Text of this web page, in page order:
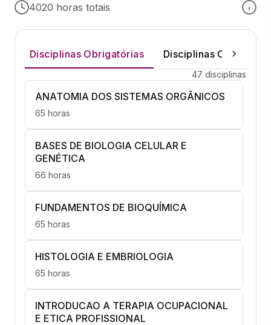
4020 horas totais
Disciplinas Obrigatórias Disciplinas Optativas
47 disciplinas
ANATOMIA DOS SISTEMAS ORGÂNICOS
65 horas
BASES DE BIOLOGIA CELULAR E
GENÉTICA
66 horas
FUNDAMENTOS DE BIOQUÍMICA
65 horas
HISTOLOGIA E EMBRIOLOGIA
65 horas
INTRODUCAO A TERAPIA OCUPACIONAL
E ETICA PROFISSIONAL